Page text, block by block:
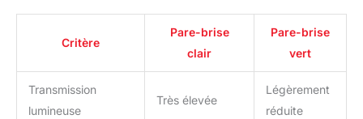
Critère
Pare-brise
clair
Pare-brise
vert
Transmission
lumineuse
Très élevée
Légèrement
réduite